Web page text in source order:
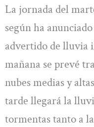
La jornada del
según ha
advertido de lluvia
mañana se prevé
nubes medias y
tarde llegará la
tormentas tanto a